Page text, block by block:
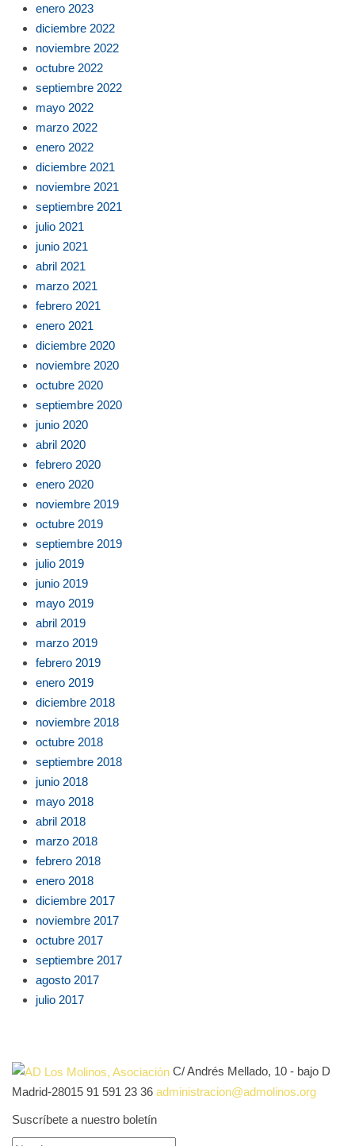
enero 2023
diciembre 2022
noviembre 2022
octubre 2022
septiembre 2022
mayo 2022
marzo 2022
enero 2022
diciembre 2021
noviembre 2021
septiembre 2021
julio 2021
junio 2021
abril 2021
marzo 2021
febrero 2021
enero 2021
diciembre 2020
noviembre 2020
octubre 2020
septiembre 2020
junio 2020
abril 2020
febrero 2020
enero 2020
noviembre 2019
octubre 2019
septiembre 2019
julio 2019
junio 2019
mayo 2019
abril 2019
marzo 2019
febrero 2019
enero 2019
diciembre 2018
noviembre 2018
octubre 2018
septiembre 2018
junio 2018
mayo 2018
abril 2018
marzo 2018
febrero 2018
enero 2018
diciembre 2017
noviembre 2017
octubre 2017
septiembre 2017
agosto 2017
julio 2017
C/ Andrés Mellado, 10 - bajo D
Madrid-28015 91 591 23 36 administracion@admolinos.org
Suscríbete a nuestro boletín